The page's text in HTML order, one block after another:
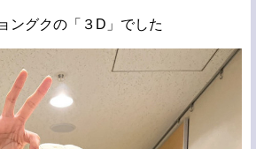
ングクの「３D」でした